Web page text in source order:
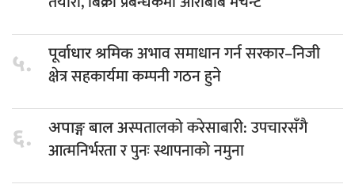
५. पूर्वाधार श्रमिकअभाव समाधान गर्न सरकार–निजी
क्षेत्र सहकार्यमा कम्पनी गठन हुने
६. अपाङ्ग बालअस्पतालको करेसाबारी: उपचारसँगै
आत्मनिर्भरता र पुनः स्थापनाको नमुना